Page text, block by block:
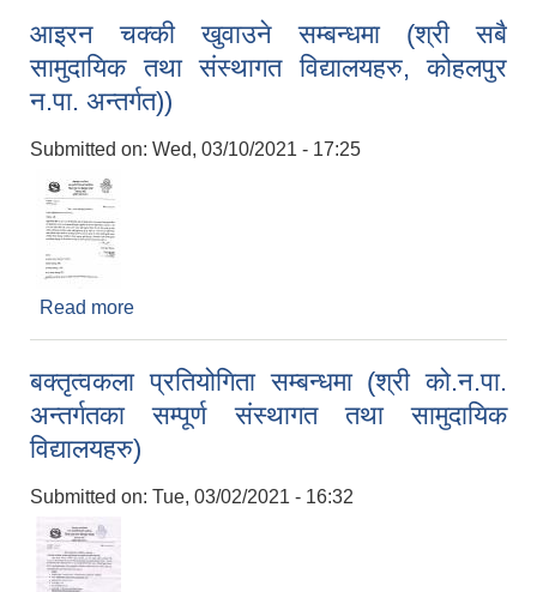
आइरन चक्की खुवाउने सम्बन्धमा (श्री सबै
सामुदायिक तथा संस्थागत विद्यालयहरु, कोहलपुर
न.पा. अन्तर्गत))
Submitted on: Wed, 03/10/2021 - 17:25
Read more
बक्तृत्वकला प्रतियोगिता सम्बन्धमा (श्री को.न.पा.
अन्तर्गतका सम्पूर्ण संस्थागत तथा सामुदायिक
विद्यालयहरु)
Submitted on: Tue, 03/02/2021 - 16:32